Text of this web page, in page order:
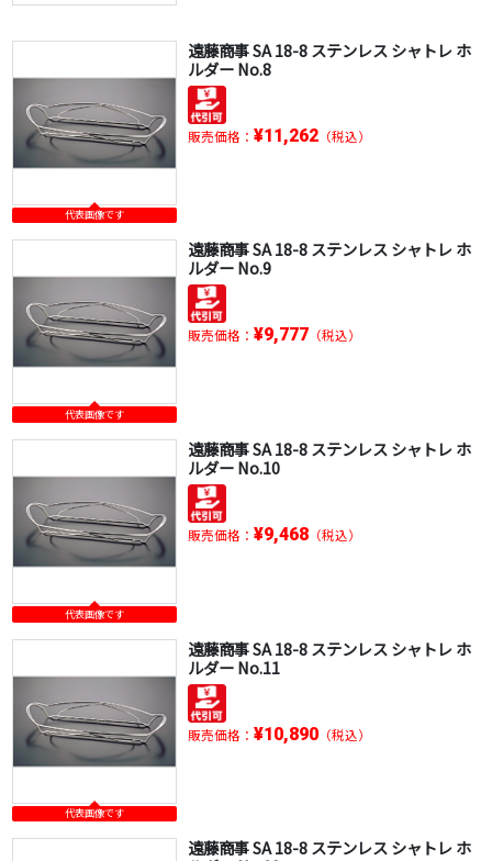
代表画像です
遠藤商事 SA 18-8 ステンレス シャトレ ホ
ルダー No.8
販売価格： ¥11,262（税込）
代表画像です
遠藤商事 SA 18-8 ステンレス シャトレ ホ
ルダー No.9
販売価格： ¥9,777（税込）
代表画像です
遠藤商事 SA 18-8 ステンレス シャトレ ホ
ルダー No.10
販売価格： ¥9,468（税込）
代表画像です
遠藤商事 SA 18-8 ステンレス シャトレ ホ
ルダー No.11
販売価格： ¥10,890（税込）
遠藤商事 SA 18-8 ステンレス シャトレ ホ